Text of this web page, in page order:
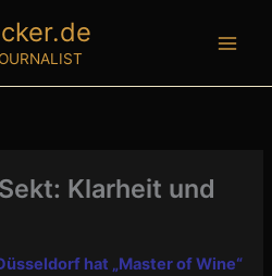
Klarheit und
hat „Master of Wine“